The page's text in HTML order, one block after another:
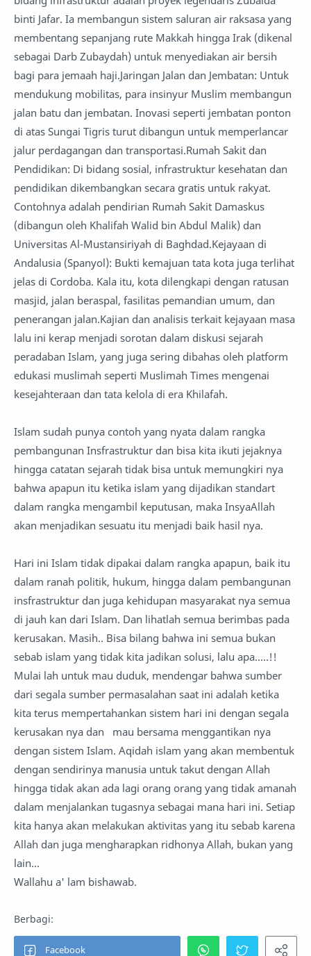
binti Jafar. Ia membangun sistem saluran air raksasa yang
membentang sepanjang rute Makkah hingga Irak (dikenal
sebagai Darb Zubaydah) untuk menyediakan air bersih
bagi para jemaah haji.Jaringan Jalan dan Jembatan: Untuk
mendukung mobilitas, para insinyur Muslim membangun
jalan batu dan jembatan. Inovasi seperti jembatan ponton
di atas Sungai Tigris turut dibangun untuk memperlancar
jalur perdagangan dan transportasi.Rumah Sakit dan
Pendidikan: Di bidang sosial, infrastruktur kesehatan dan
pendidikan dikembangkan secara gratis untuk rakyat.
Contohnya adalah pendirian Rumah Sakit Damaskus
(dibangun oleh Khalifah Walid bin Abdul Malik) dan
Universitas Al-Mustansiriyah di Baghdad.Kejayaan di
Andalusia (Spanyol): Bukti kemajuan tata kota juga terlihat
jelas di Cordoba. Kala itu, kota dilengkapi dengan ratusan
masjid, jalan beraspal, fasilitas pemandian umum, dan
penerangan jalan.Kajian dan analisis terkait kejayaan masa
lalu ini kerap menjadi sorotan dalam diskusi sejarah
peradaban Islam, yang juga sering dibahas oleh platform
edukasi muslimah seperti Muslimah Times mengenai
kesejahteraan dan tata kelola di era Khilafah.
Islam sudah punya contoh yang nyata dalam rangka
pembangunan Insfrastruktur dan bisa kita ikuti jejaknya
hingga catatan sejarah tidak bisa untuk memungkiri nya
bahwa apapun itu ketika islam yang dijadikan standart
dalam rangka mengambil keputusan, maka InsyaAllah
akan menjadikan sesuatu itu menjadi baik hasil nya.
Hari ini Islam tidak dipakai dalam rangka apapun, baik itu
dalam ranah politik, hukum, hingga dalam pembangunan
insfrastruktur dan juga kehidupan masyarakat nya semua
di jauh kan dari Islam. Dan lihatlah semua berimbas pada
kerusakan. Masih.. Bisa bilang bahwa ini semua bukan
sebab islam yang tidak kita jadikan solusi, lalu apa.....!!
Mulai lah untuk mau duduk, mendengar bahwa sumber
dari segala sumber permasalahan saat ini adalah ketika
kita terus mempertahankan sistem hari ini dengan segala
kerusakan nya dan mau bersama menggantikan nya
dengan sistem Islam. Aqidah islam yang akan membentuk
dengan sendirinya manusia untuk takut dengan Allah
hingga tidak akan ada lagi orang orang yang tidak amanah
dalam menjalankan tugasnya sebagai mana hari ini. Setiap
kita hanya akan melakukan aktivitas yang itu sebab karena
Allah dan juga mengharapkan ridhonya Allah, bukan yang
lain...
Wallahu a' lam bishawab.